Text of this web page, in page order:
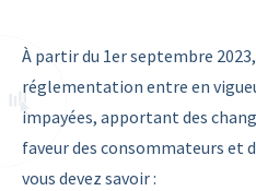
À partir du 1er septembre
réglementation entre en
impayées, apportant des
faveur des consommateurs et
vous devez savoir :